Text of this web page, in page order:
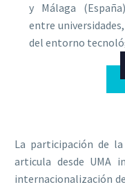
y Málaga
entre
del entorno
La participación de
articula desde UMA
internacionalización